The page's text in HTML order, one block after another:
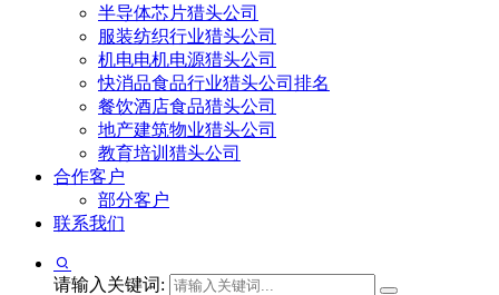
半导体芯片猎头公司
服装纺织行业猎头公司
机电电机电源猎头公司
快消品食品行业猎头公司排名
餐饮酒店食品猎头公司
地产建筑物业猎头公司
教育培训猎头公司
合作客户
部分客户
联系我们
请输入关键词: